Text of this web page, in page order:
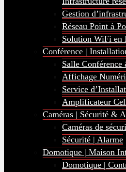
Gestion
Réseau Point à
Solution WiFi en
Conférence |
Salle
Affichage
Service
Amplificateur
Caméras | Sécurité &
Caméras de
Sécurité | Alarme
Domotique | Maison
Domotique |